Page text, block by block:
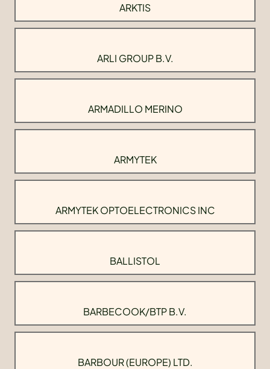
ARKTIS
ARLI GROUP B.V.
ARMADILLO MERINO
ARMYTEK
ARMYTEK OPTOELECTRONICS INC
BALLISTOL
BARBECOOK/BTP B.V.
BARBOUR (EUROPE) LTD.